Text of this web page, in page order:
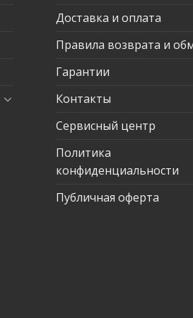
Доставка и оплата
Правила возврата и
Гарантии
Контакты
Сервисный центр
Политика
конфиденциальности
Публичная оферта